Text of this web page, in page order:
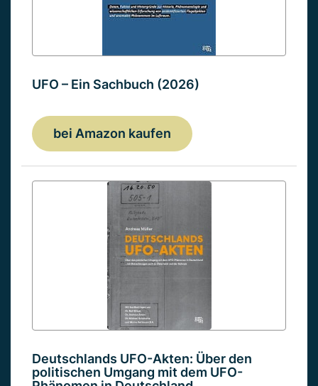
UFO – Ein Sachbuch (2026)
bei Amazon kaufen
Deutschlands UFO-Akten: Über den
politischen Umgang mit dem UFO-